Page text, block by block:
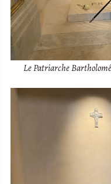
Le Patriarche